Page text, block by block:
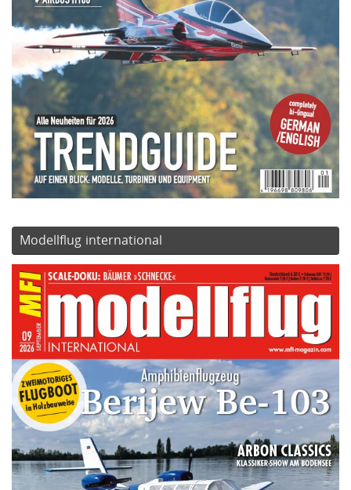
Modellflug international